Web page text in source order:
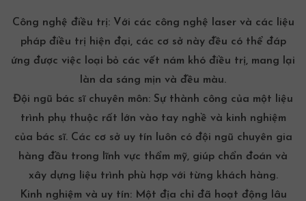
Công nghệ điều trị:Với các công nghệ laser và các liệu
pháp điều trị hiện đại, các cơ sở này đều có thể đáp
ứng được việc loại bỏ các vết nám khó điều trị, mang lại
làn da sáng mịn và đều màu.
Đội ngũ bác sĩ chuyên môn: Sự thành công của một liệu
trình phụ thuộc rất lớn vào tay nghề và kinh nghiệm
của bác sĩ. Các cơ sở uy tín luôn có đội ngũ chuyên gia
hàng đầu trong lĩnh vực thẩm mỹ, giúp chẩn đoán và
xây dựng liệu trình phù hợp với từng khách hàng.
Kinh nghiệm và uy tín:Một địa chỉ đã hoạt động lâu